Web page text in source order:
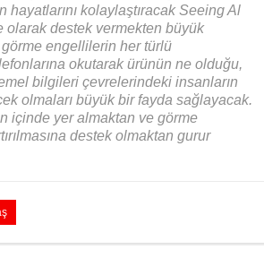
kolaylaştıracak Seeing Al
olarak destek vermekten büyük
engellilerin her türlü
okutarak ürünün ne olduğu,
bilgileri çevrelerindeki insanların
olmaları büyük bir fayda sağlayacak.
içinde yer almaktan ve görme
destek olmaktan gurur